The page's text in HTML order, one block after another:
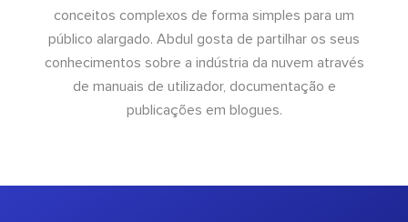
conceitos complexos de forma simples para um
público alargado. Abdul gosta de partilhar os seus
conhecimentos sobre a indústria da nuvem através
de manuais de utilizador, documentação e
publicações em blogues.